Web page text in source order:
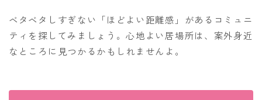
ベタベタしすぎない「ほどよい距離感」があるコミュニ
ティを探してみましょう。心地よい居場所は、案外身近
なところに見つかるかもしれませんよ。